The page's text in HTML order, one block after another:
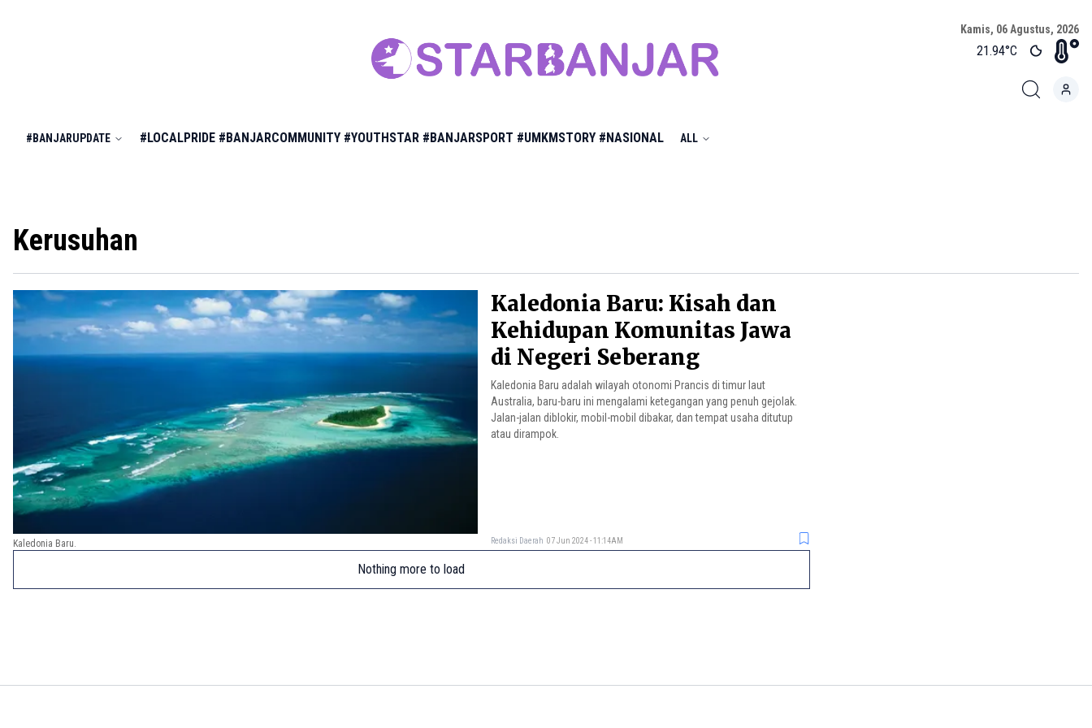
Kamis, 06 Agustus, 2026
21.94°C
#BANJARUPDATE #LOCALPRIDE #BANJARCOMMUNITY #YOUTHSTAR #BANJARSPORT #UMKMSTORY #NASIONAL ALL
Kerusuhan
Kaledonia Baru: Kisah dan
Kehidupan Komunitas Jawa
di Negeri Seberang
Kaledonia Baru adalah wilayah otonomi Prancis di timur laut
Australia, baru-baru ini mengalami ketegangan yang penuh gejolak.
Jalan-jalan diblokir, mobil-mobil dibakar, dan tempat usaha ditutup
atau dirampok.
Redaksi Daerah 07 Jun 2024 - 11:14AM
Kaledonia Baru.
Nothing more to load